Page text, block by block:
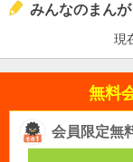
みんなのまん
現
無料
会員限定無